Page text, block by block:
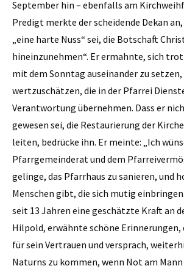
September hin – ebenfalls am
Predigt merkte der scheidende Dekan
„eine harte Nuss“ sei, die Botschaft
hineinzunehmen“. Er ermahnte, sich
mit dem Sonntag auseinander zu setzen,
wertzuschätzen, die in der Pfarrei
Verantwortung übernehmen. Dass er
gewesen sei, die Restaurierung der
leiten, bedrücke ihn. Er meinte: „Ich
Pfarrgemeinderat und dem
gelinge, das Pfarrhaus zu sanieren, und
Menschen gibt, die sich mutig
seit 13 Jahren eine geschätzte Kraft an
Hilpold, erwähnte schöne Erinnerungen,
für sein Vertrauen und versprach,
Naturns zu kommen, wenn Not am